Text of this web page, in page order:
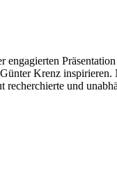
Krenz
recherchierte und